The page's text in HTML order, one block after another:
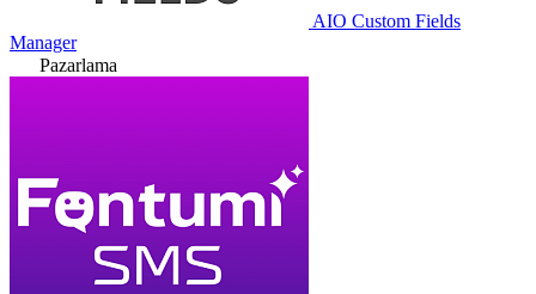
AIO Custom Fields
Manager
Pazarlama